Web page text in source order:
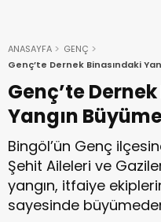
ANASAYFA
GENÇ
Genç’te Dernek Binasındaki
Genç’te
Yangın
Bingöl’ün Genç
Şehit Aileleri ve
yangın, itfaiye
sayesinde